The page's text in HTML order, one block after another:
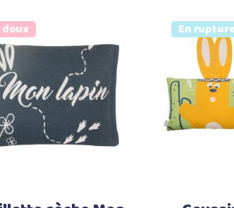
doux
Ajouter au panier
Prix doux
Vendu
En